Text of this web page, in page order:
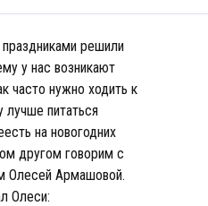
решили
у нас возникают
часто нужно ходить к
лучше питаться
на новогодних
другом говорим с
Олесей Армашовой.
Олеси: